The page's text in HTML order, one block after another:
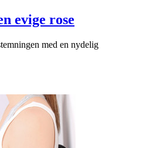
evige rose
med en nydelig